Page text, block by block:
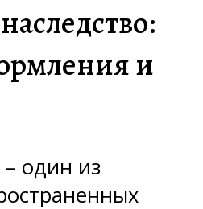
и
один из